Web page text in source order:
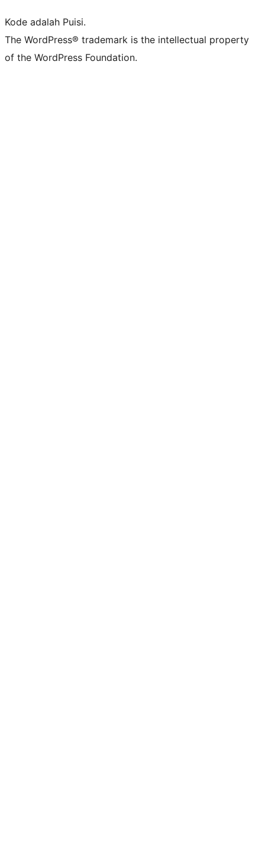
Kode adalah Puisi.
The WordPress® trademark is the intellectual property
of the WordPress Foundation.